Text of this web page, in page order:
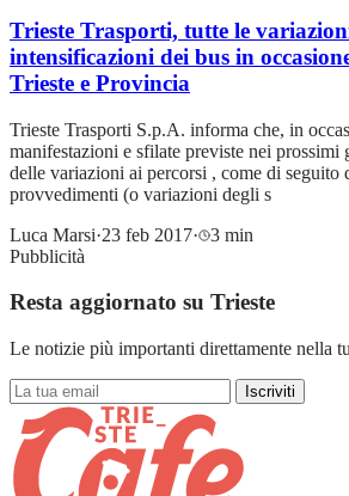
Trieste Trasporti, tutte le
intensificazioni dei bus in
Trieste e Provincia
Trieste Trasporti S.p.A. informa che, in
manifestazioni e sfilate previste nei
delle variazioni ai percorsi , come di seguito
provvedimenti (o variazioni degli s
Luca Marsi·23 feb 2017·
3 min
Pubblicità
Resta aggiornato su Trieste
Le notizie più importanti direttamente nella
Iscriviti